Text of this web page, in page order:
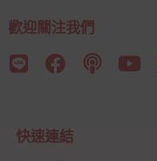
歡迎關注我們
快速連結